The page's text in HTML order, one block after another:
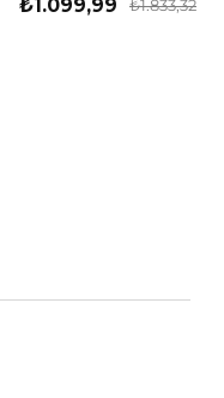
₺1.099,99 ₺1.833,32